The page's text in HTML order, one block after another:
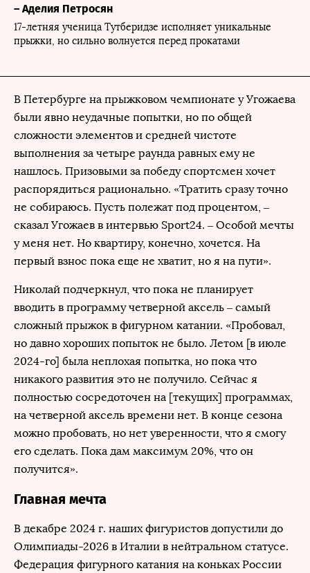
– Аделия Петросян
17-летняя ученица Тутберидзе исполняет уникальные
прыжки, но сильно волнуется перед прокатами
В Петербурге на прыжковом чемпионате у Угожаева
были явно неудачные попытки, но по общей
сложности элементов и средней чистоте
выполнения за четыре раунда равных ему не
нашлось. Призовыми за победу спортсмен хочет
распорядиться рационально. «Тратить сразу точно
не собираюсь. Пусть полежат под процентом, –
сказал Угожаев в интервью Sport24. – Особой мечты
у меня нет. Но квартиру, конечно, хочется. На
первый взнос пока еще не хватит, но я на пути».
Николай подчеркнул, что пока не планирует
вводить в программу четверной аксель – самый
сложный прыжок в фигурном катании. «Пробовал,
но давно хороших попыток не было. Летом [в июле
2024-го] была неплохая попытка, но пока что
никакого развития это не получило. Сейчас я
полностью сосредоточен на [текущих] программах,
на четверной аксель времени нет. В конце сезона
можно пробовать, но нет уверенности, что я смогу
его сделать. Пока дам максимум 20%, что он
получится».
Главная мечта
В декабре 2024 г. наших фигуристов допустили до
Олимпиады-2026 в Италии в нейтральном статусе.
Федерация фигурного катания на коньках России